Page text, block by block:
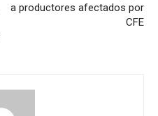
a productores afectados por
CFE